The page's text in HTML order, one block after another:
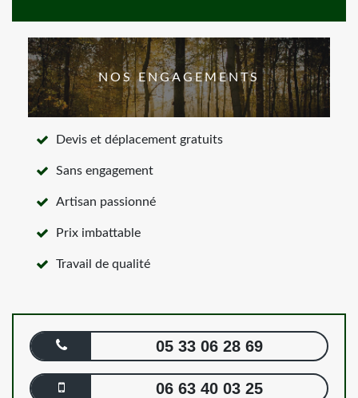
NOS ENGAGEMENTS
Devis et déplacement gratuits
Sans engagement
Artisan passionné
Prix imbattable
Travail de qualité
05 33 06 28 69
06 63 40 03 25